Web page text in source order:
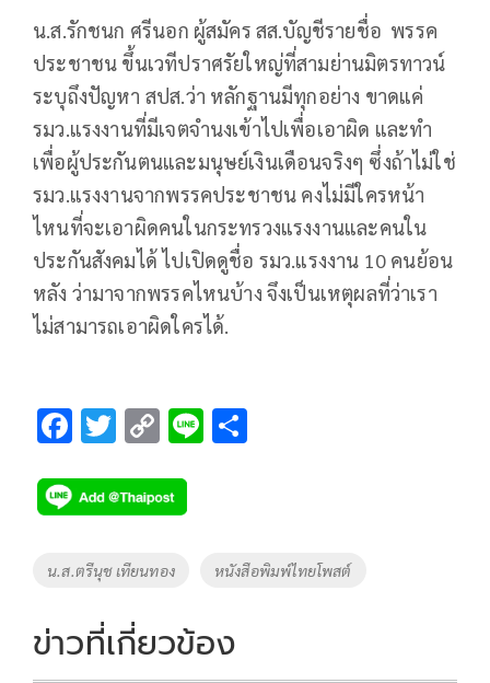
น.ส.รักชนก ศรีนอก ผู้สมัคร สส.บัญชีรายชื่อ พรรค
ประชาชน ขึ้นเวทีปราศรัยใหญ่ที่สามย่านมิตรทาวน์
ระบุถึงปัญหา สปส.ว่า หลักฐานมีทุกอย่าง ขาดแค่
รมว.แรงงานที่มีเจตจำนงเข้าไปเพื่อเอาผิด และทำ
เพื่อผู้ประกันตนและมนุษย์เงินเดือนจริงๆ ซึ่งถ้าไม่ใช่
รมว.แรงงานจากพรรคประชาชน คงไม่มีใครหน้า
ไหนที่จะเอาผิดคนในกระทรวงแรงงานและคนใน
ประกันสังคมได้ ไปเปิดดูชื่อ รมว.แรงงาน 10 คนย้อน
หลัง ว่ามาจากพรรคไหนบ้าง จึงเป็นเหตุผลที่ว่าเรา
ไม่สามารถเอาผิดใครได้.
F
e
b
o
k
T
tt
er
C
p
y
Li
k
Li
Tags
น.ส.ตรีนุช เทียนทอง หนังสือพิมพ์ไทยโพสต์
ข่าวที่เกี่ยวข้อง